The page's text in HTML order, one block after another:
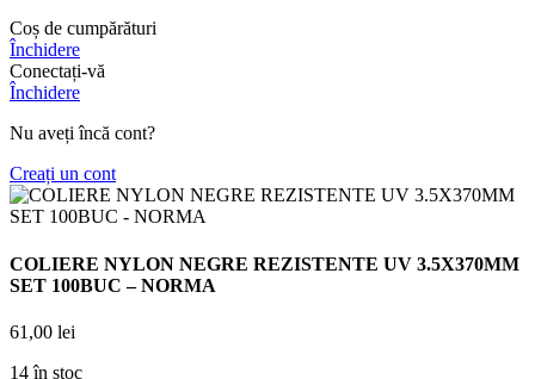
Coș de cumpărături
Închidere
Conectați-vă
Închidere
Nu aveți încă cont?
Creați un cont
COLIERE NYLON NEGRE REZISTENTE UV 3.5X370MM
SET 100BUC – NORMA
61,00 lei
14 în stoc